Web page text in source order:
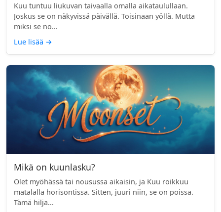
Kuu tuntuu liukuvan taivaalla omalla aikataulullaan.
Joskus se on näkyvissä päivällä. Toisinaan yöllä. Mutta
miksi se no...
Lue lisää →
Mikä on kuunlasku?
Olet myöhässä tai nousussa aikaisin, ja Kuu roikkuu
matalalla horisontissa. Sitten, juuri niin, se on poissa.
Tämä hilja...